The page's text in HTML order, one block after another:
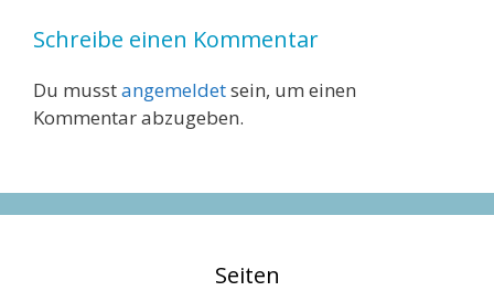
Schreibe einen Kommentar
Du musstangemeldetsein, um einen
Kommentar abzugeben.
Seiten